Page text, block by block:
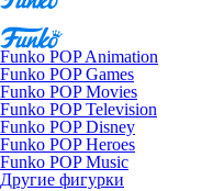
Funko POP Animation
Funko POP Games
Funko POP Movies
Funko POP Television
Funko POP Disney
Funko POP Heroes
Funko POP Music
Другие фигурки